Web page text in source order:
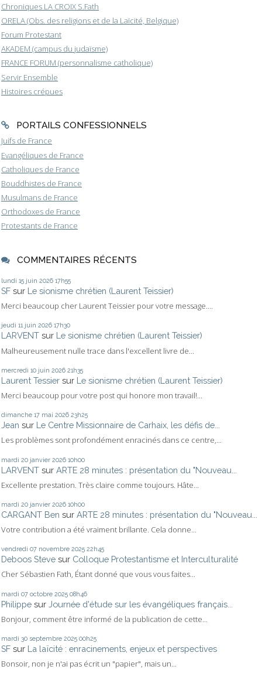
Chroniques LA CROIX S.Fath
ORELA (Obs. des religions et de la Laïcité, Belgique)
Forum Protestant
AKADEM (campus du judaïsme)
FRANCE FORUM (personnalisme catholique)
Servir Ensemble
Histoires crépues
PORTAILS CONFESSIONNELS
Juifs de France
Evangéliques de France
Catholiques de France
Bouddhistes de France
Musulmans de France
Orthodoxes de France
Protestants de France
COMMENTAIRES RÉCENTS
lundi 15 juin 2026 17h55
SF sur Le sionisme chrétien (Laurent Teissier)
Merci beaucoup cher Laurent Teissier pour votre message....
jeudi 11 juin 2026 17h30
LARVENT sur Le sionisme chrétien (Laurent Teissier)
Malheureusement nulle trace dans l'excellent livre de...
mercredi 10 juin 2026 21h35
Laurent Tessier sur Le sionisme chrétien (Laurent Teissier)
Merci beaucoup pour votre post qui honore mon travail!...
dimanche 17 mai 2026 23h25
Jean sur Le Centre Missionnaire de Carhaix, les défis de...
Les problèmes sont profondément enracinés dans ce centre,...
mardi 20 janvier 2026 10h00
LARVENT sur ARTE 28 minutes : présentation du "Nouveau...
Excellente prestation. Très claire comme toujours. Hâte...
mardi 20 janvier 2026 10h00
CARGANT Ben sur ARTE 28 minutes : présentation du "Nouveau...
Votre contribution a été vraiment brillante. Cela donne...
vendredi 07 novembre 2025 22h45
Deboos Steve sur Colloque Protestantisme et Interculturalité
Cher Sébastien Fath, Étant donné que vous vous faites...
mardi 07 octobre 2025 08h46
Philippe sur Journée d'étude sur les évangéliques français...
Bonjour, comment être informé de la publication de cette...
mardi 30 septembre 2025 00h25
SF sur La laïcité : enracinements, enjeux et perspectives
Bonsoir, non je n'ai pas écrit un "papier", mais un...